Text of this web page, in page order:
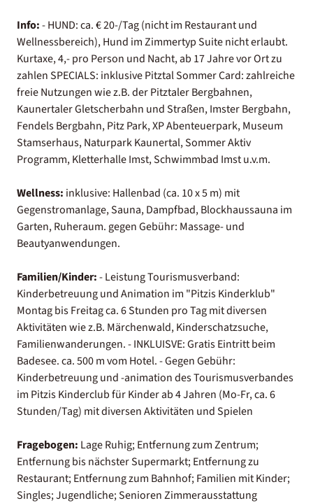
Info:- HUND: ca. € 20-/Tag (nicht im Restaurant und
Wellnessbereich), Hund im Zimmertyp Suite nicht erlaubt.
Kurtaxe, 4,- pro Person und Nacht, ab 17 Jahre vor Ort zu
zahlen SPECIALS: inklusive Pitztal Sommer Card: zahlreiche
freie Nutzungen wie z.B. der Pitztaler Bergbahnen,
Kaunertaler Gletscherbahn und Straßen, Imster Bergbahn,
Fendels Bergbahn, Pitz Park, XP Abenteuerpark, Museum
Stamserhaus, Naturpark Kaunertal, Sommer Aktiv
Programm, Kletterhalle Imst, Schwimmbad Imst u.v.m.
Wellness: inklusive: Hallenbad (ca. 10 x 5 m) mit
Gegenstromanlage, Sauna, Dampfbad, Blockhaussauna im
Garten, Ruheraum. gegen Gebühr: Massage- und
Beautyanwendungen.
Familien/Kinder:- Leistung Tourismusverband:
Kinderbetreuung und Animation im "Pitzis Kinderklub"
Montag bis Freitag ca. 6 Stunden pro Tag mit diversen
Aktivitäten wie z.B. Märchenwald, Kinderschatzsuche,
Familienwanderungen. - INKLUISVE: Gratis Eintritt beim
Badesee. ca. 500 m vom Hotel. - Gegen Gebühr:
Kinderbetreuung und -animation des Tourismusverbandes
im Pitzis Kinderclub für Kinder ab 4 Jahren (Mo-Fr, ca. 6
Stunden/Tag) mit diversen Aktivitäten und Spielen
Fragebogen: Lage Ruhig; Entfernung zum Zentrum;
Entfernung bis nächster Supermarkt; Entfernung zu
Restaurant; Entfernung zum Bahnhof; Familien mit Kinder;
Singles; Jugendliche; Senioren Zimmerausstattung